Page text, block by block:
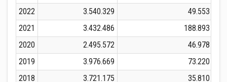
2022
3.540.329
49.553
2021
3.432.486
188.893
2020
2.495.572
46.978
2019
3.976.669
73.220
2018
3.721.175
35.810